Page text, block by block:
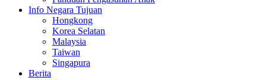
Info Negara Tujuan
Hongkong
Korea Selatan
Malaysia
Taiwan
Singapura
Berita